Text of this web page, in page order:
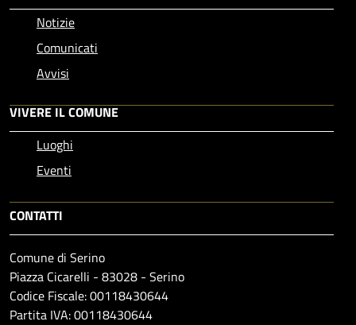
Notizie
Comunicati
Avvisi
VIVERE IL COMUNE
Luoghi
Eventi
CONTATTI
Comune di Serino
Piazza Cicarelli - 83028 - Serino
Codice Fiscale: 00118430644
Partita IVA: 00118430644